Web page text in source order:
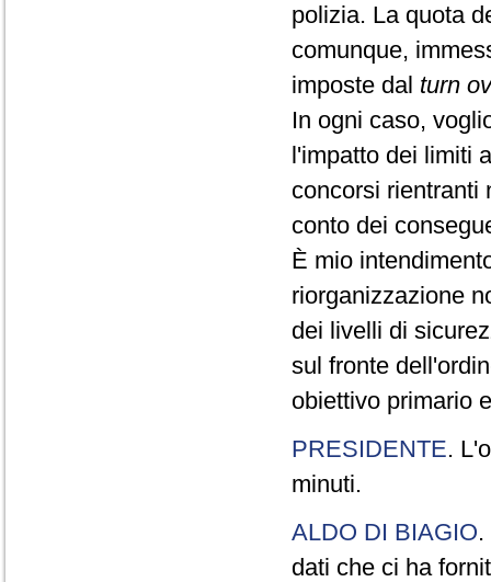
polizia. La quota
comunque,
imposte dal turn
In ogni caso,
l'impatto dei limiti
concorsi rientranti
conto dei
È mio
riorganizzazione
dei livelli di
sul fronte
obiettivo primario
PRESIDENTE.
minuti.
ALDO DI BIAGIO
dati che ci ha